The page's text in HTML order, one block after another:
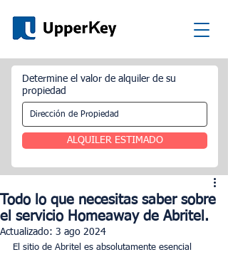
Determine el valor de alquiler de su
propiedad
ALQUILER ESTIMADO
Todo lo que necesitas saber sobre
el servicio Homeaway de Abritel.
Actualizado: 3 ago 2024
El sitio de Abritel es absolutamente esencial